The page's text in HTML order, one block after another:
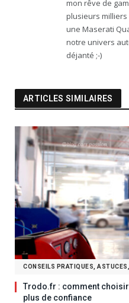
mon rêve de
plusieurs
une Maserati
notre univers
déjanté ;-)
ARTICLES SIMILAIRES
CONSEILS PRATIQUES,
Trodo.fr : comment
plus de confiance